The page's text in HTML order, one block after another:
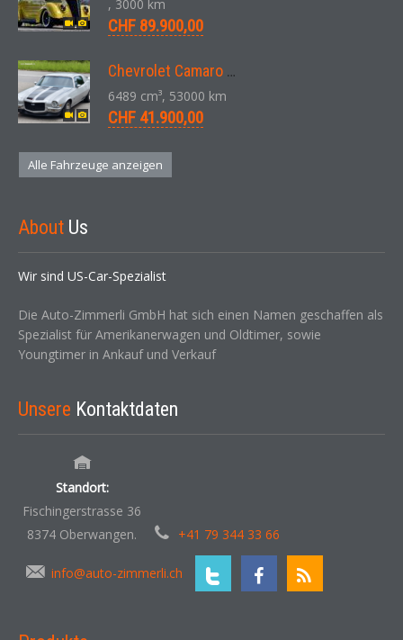
, 3000 km
CHF 89.900,00
Chevrolet Camaro SS 396 LS3 Coupe Aut. 1971
6489 cm³, 53000 km
CHF 41.900,00
Alle Fahrzeuge anzeigen
About Us
Wir sind US-Car-Spezialist
Die Auto-Zimmerli GmbH hat sich einen Namen geschaffen als
Spezialist für Amerikanerwagen und Oldtimer, sowie
Youngtimer in Ankauf und Verkauf
Unsere Kontaktdaten
Standort:
Fischingerstrasse 36
8374 Oberwangen.
+41 79 344 33 66
info@auto-zimmerli.ch